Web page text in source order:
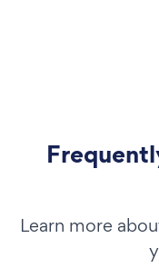
Learn more